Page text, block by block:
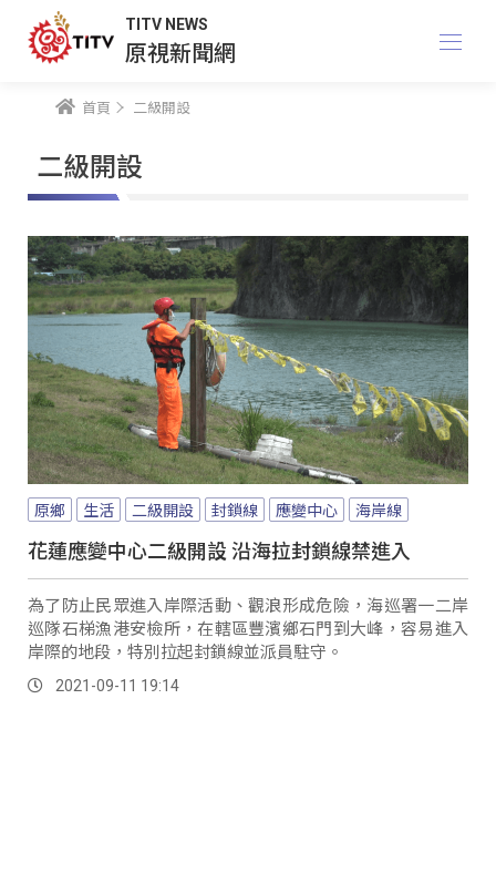
TITV NEWS
原視新聞網
首頁 二級開設
二級開設
原鄉 生活 二級開設 封鎖線 應變中心 海岸線
花蓮應變中心二級開設 沿海拉封鎖線禁進入
為了防止民眾進入岸際活動、觀浪形成危險，海巡署一二岸
巡隊石梯漁港安檢所，在轄區豐濱鄉石門到大峰，容易進入
岸際的地段，特別拉起封鎖線並派員駐守。
2021-09-11 19:14